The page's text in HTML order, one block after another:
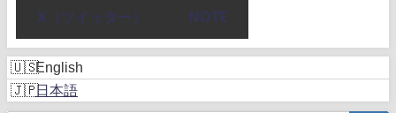
X（ツイッター） NOTE
English
日本語